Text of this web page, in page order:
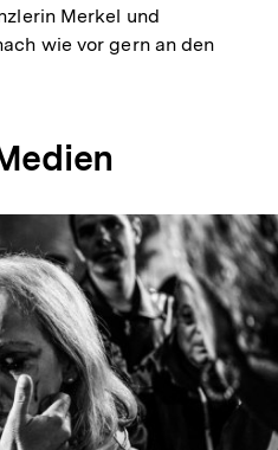
Merkel und
wie vor gern an den
In
Lightbox
öffnen